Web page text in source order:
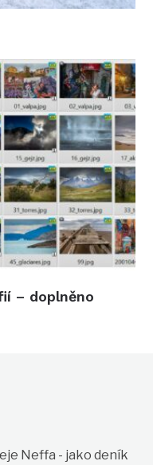
– doplněno
Neffa - jako deník